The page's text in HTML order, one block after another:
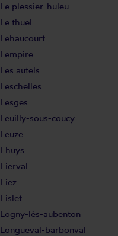
Le plessier-huleu
Le thuel
Lehaucourt
Lempire
Les autels
Leschelles
Lesges
Leuilly-sous-coucy
Leuze
Lhuys
Lierval
Liez
Lislet
Logny-lès-aubenton
Longueval-barbonval